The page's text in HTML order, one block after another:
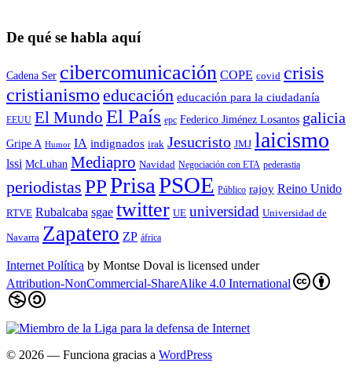
De qué se habla aquí
Cadena Ser cibercomunicación COPE covid crisis
cristianismo educación educación para la ciudadaní­a
EEUU El Mundo El País epc Federico Jiménez Losantos galicia
Gripe A Humor IA indignados irak Jesucristo JMJ laicismo
lssi McLuhan Mediapro Navidad Negociación con ETA pederastia
periodistas PPPrisaPSOE Público rajoy Reino Unido
RTVE Rubalcaba sgae twitter UE universidad Universidad de
Navarra Zapatero ZP áfrica
Internet Política by Montse Doval is licensed under
Attribution-NonCommercial-ShareAlike 4.0 International
© 2026 — Funciona gracias a WordPress